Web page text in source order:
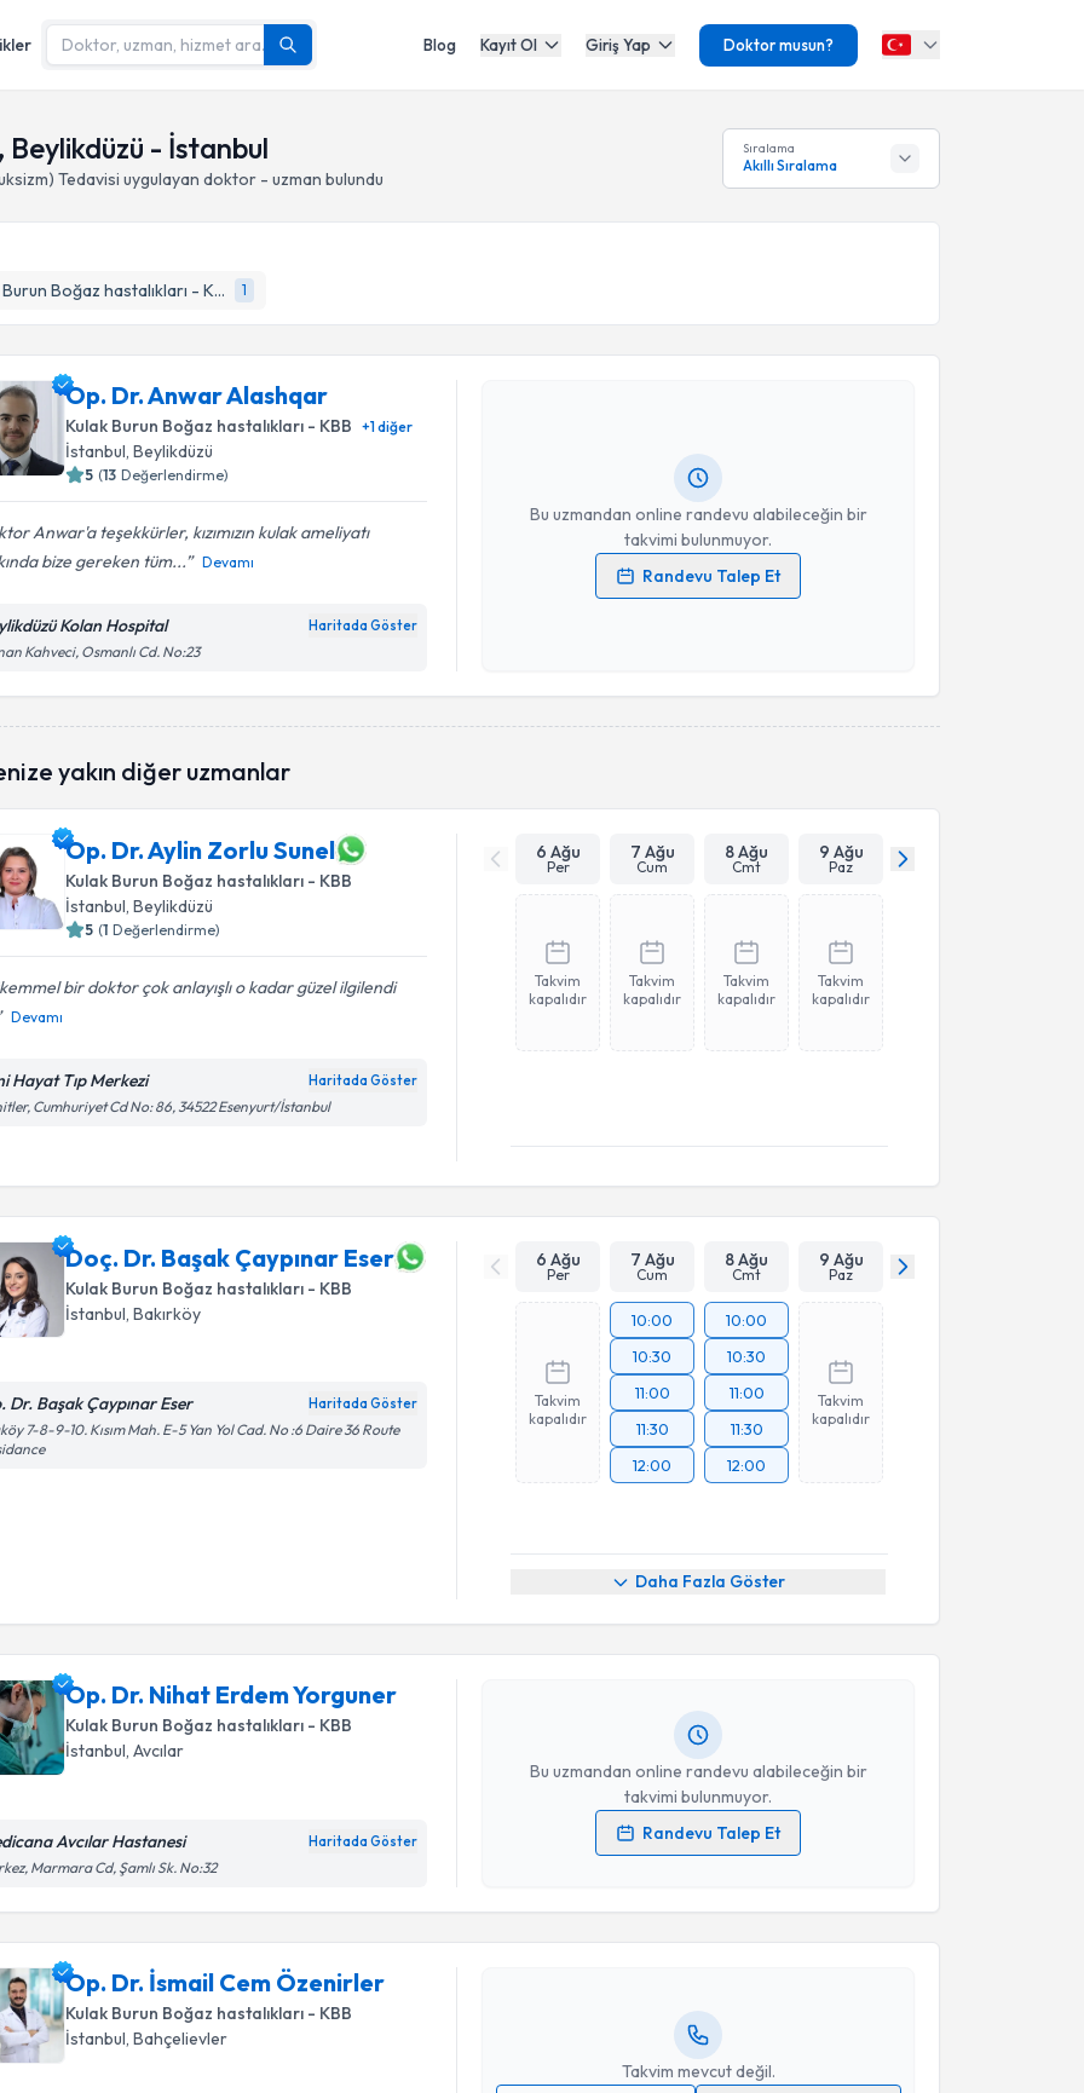
Blog Kayıt Ol Giriş Yap Doktor musun?
Beylikdüzü - İstanbul
Tedavisi uygulayan doktor - uzman bulundu
Sıralama
Akıllı Sıralama
Kulak Burun Boğaz hastalıkları - KBB 1
Op. Dr. Anwar Alashqar
Kulak Burun Boğaz hastalıkları - KBB +1diğer
İstanbul, Beylikdüzü
5 (13 Değerlendirme)
Anwar'a teşekkürler, kızımızın kulak ameliyatı
bize gereken tüm...
Devamı
Kolan Hospital Haritada Göster
Kahveci, Osmanlı Cd. No:23
Bu uzmandan online randevu alabileceğin bir
takvimi bulunmuyor.
Randevu Talep Et
Op. Dr. Anwar Alashqar
Kişisel verilerimin işlenmesine ilişkinAydınlatma Metni
Takvim Talebini Gönder
yakın diğer uzmanlar
Op. Dr. Aylin Zorlu Sunel
Kulak Burun Boğaz hastalıkları - KBB
İstanbul, Beylikdüzü
5 (1 Değerlendirme)
bir doktor çok anlayışlı o kadar güzel ilgilendi
Devamı
Hayat Tıp Merkezi Haritada Göster
Cumhuriyet Cd No: 86, 34522 Esenyurt/İstanbul
6 Ağu
Per
7 Ağu
Cum
8 Ağu
Cmt
9 Ağu
Paz
Takvim
kapalıdır
Takvim
kapalıdır
Takvim
kapalıdır
Takvim
kapalıdır
Doç. Dr. Başak Çaypınar Eser
Kulak Burun Boğaz hastalıkları - KBB
İstanbul, Bakırköy
Dr. Başak Çaypınar Eser Haritada Göster
7-8-9-10. Kısım Mah. E-5 Yan Yol Cad. No :6 Daire 36 Route
6 Ağu
Per
7 Ağu
Cum
8 Ağu
Cmt
9 Ağu
Paz
Takvim
kapalıdır
10:00
10:30
11:00
11:30
12:00
10:00
10:30
11:00
11:30
12:00
Takvim
kapalıdır
Daha Fazla Göster
Op. Dr. Nihat Erdem Yorguner
Kulak Burun Boğaz hastalıkları - KBB
İstanbul , Avcılar
Avcılar Hastanesi Haritada Göster
Marmara Cd, Şamlı Sk. No:32
Bu uzmandan online randevu alabileceğin bir
takvimi bulunmuyor.
Randevu Talep Et
Randevu Takvimi Talebi
Kişisel verilerimin işlenmesine ilişkinAydınlatma Metni
Op. Dr. İsmail Cem Özenirler
Kulak Burun Boğaz hastalıkları - KBB
İstanbul , Bahçelievler
Takvim mevcut değil.
Randevu Takvimi Talebi